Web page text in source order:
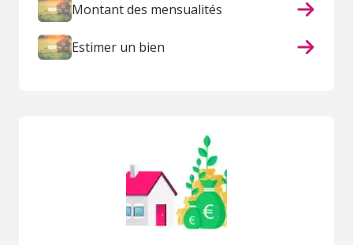
Montant des mensualités
Estimer un bien